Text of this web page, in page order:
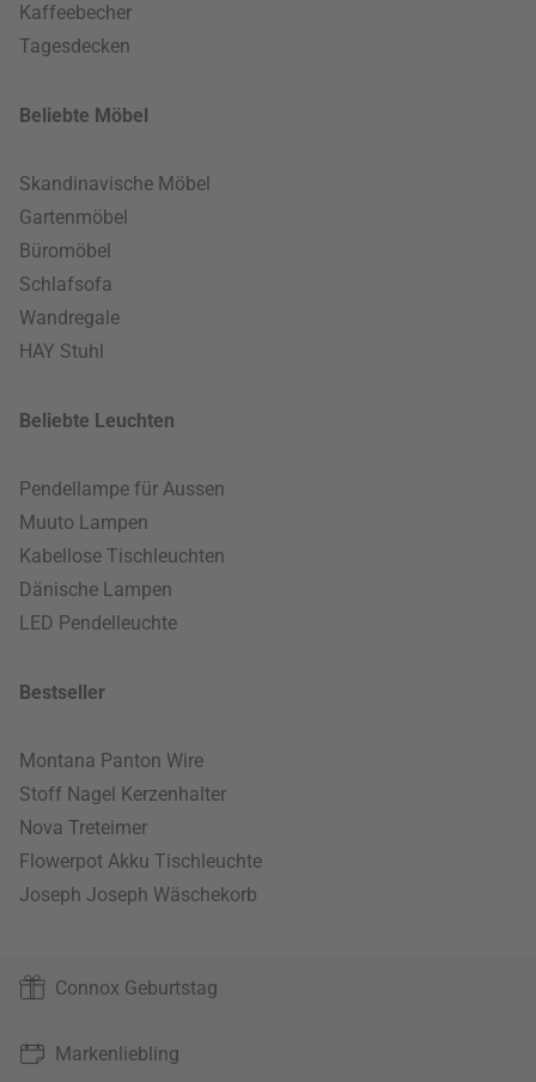
Kaffeebecher
Tagesdecken
Beliebte Möbel
Skandinavische Möbel
Gartenmöbel
Büromöbel
Schlafsofa
Wandregale
HAY Stuhl
Beliebte Leuchten
Pendellampe für Aussen
Muuto Lampen
Kabellose Tischleuchten
Dänische Lampen
LED Pendelleuchte
Bestseller
Montana Panton Wire
Stoff Nagel Kerzenhalter
Nova Treteimer
Flowerpot Akku Tischleuchte
Joseph Joseph Wäschekorb
Connox Geburtstag
Markenliebling